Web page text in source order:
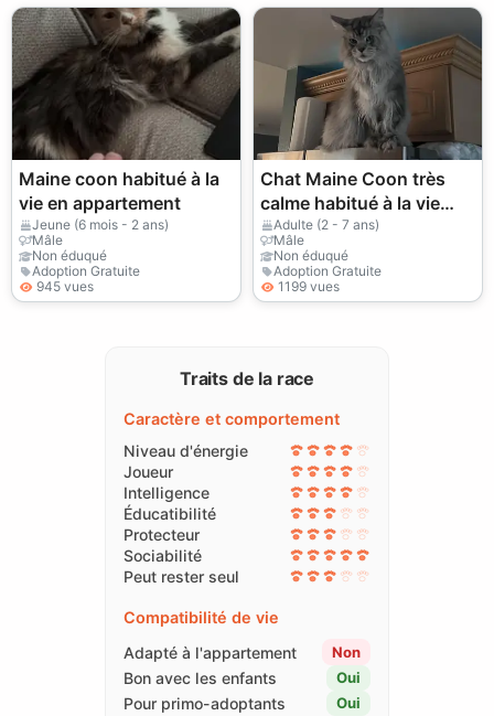
Maine coon habitué à la
vie en appartement
Jeune (6 mois - 2 ans)
Mâle
Non éduqué
Adoption Gratuite
945 vues
Chat Maine Coon très
calme habitué à la vie
d’appartement
Adulte (2 - 7 ans)
Mâle
Non éduqué
Adoption Gratuite
1199 vues
Traits de la race
Caractère et comportement
Niveau d'énergie
Joueur
Intelligence
Éducatibilité
Protecteur
Sociabilité
Peut rester seul
Compatibilité de vie
Adapté à l'appartement
Non
Bon avec les enfants Oui
Pour primo-adoptants Oui